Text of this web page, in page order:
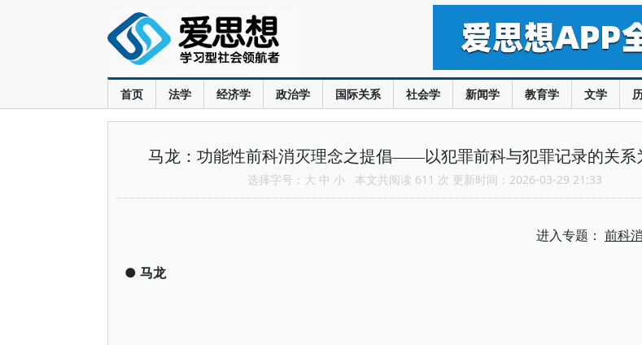
首页 法学 经济学 政治学 国际关系 社会学 新闻学 教育学 文学
马龙：功能性前科消灭理念之提倡——以犯罪前科与犯罪记录的关系
选择字号： 大 中 小 本文共阅读 611 次 更新时间：2026-03-29 21:33
进入专题： 前科
● 马龙